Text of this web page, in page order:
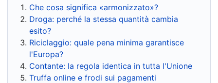
Che cosa significa «armonizzato»?
Droga: perché la stessa quantità cambia
esito?
Riciclaggio: quale pena minima garantisce
l'Europa?
Contante: la regola identica in tutta l'Unione
Truffa online e frodi sui pagamenti